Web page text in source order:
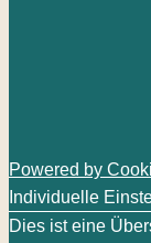
Powered by
Individuelle
Dies ist eine